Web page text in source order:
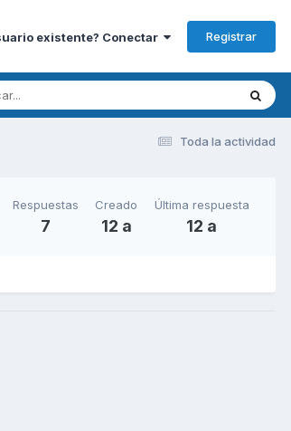
existente? Conectar Registrar
Toda la actividad
Respuestas
7
Creado
12 a
Última respuesta
12 a